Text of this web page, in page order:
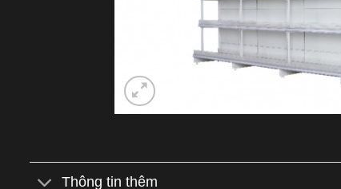
Thông tin thêm